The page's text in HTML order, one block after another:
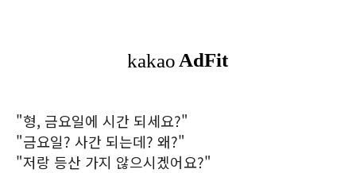
"형, 금요일에 시간 되세요?"
"금요일? 사간 되는데? 왜?"
"저랑 등산 가지 않으시겠어요?"